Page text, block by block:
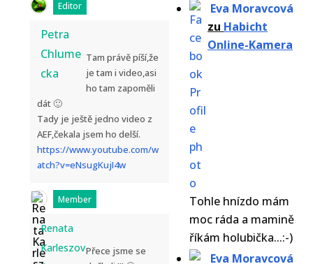
Eva Moravcová
zu Habicht
Online-Kamera
Tohle hnízdo mám
moc ráda a mamině
říkám holubička...:-)
Eva Moravcová
Editor
Petra
Chlume
cka
Tam právě píší,že
je tam i video,asi
ho tam zapoměli
dát 🙂
Tady je ještě jedno video z
AEF,čekala jsem ho delší.
https://www.youtube.com/w
atch?v=eNsugKujI4w
Member
Renata
KarleszovPřece jsme se